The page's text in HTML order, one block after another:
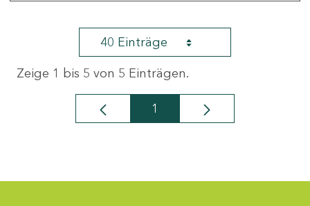
40 Einträge
Zeige 1 bis 5 von 5 Einträgen.
Seite
1